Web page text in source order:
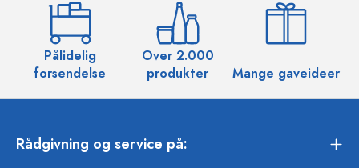
Pålidelig
forsendelse
Over 2.000
produkter
Mange gaveideer
Rådgivning og service på: